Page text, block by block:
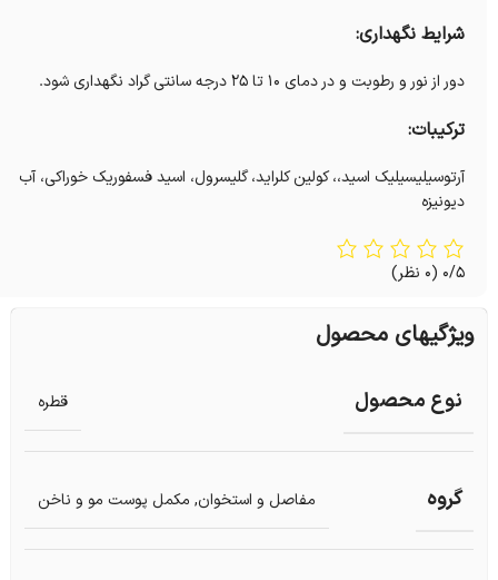
شرایط نگهداری:
دور از نور و رطوبت و در دمای 10 تا 25 درجه سانتی گراد نگهداری شود.
ترکیبات:
آرتوسیلیسیلیک اسید،، کولین کلراید، گلیسرول، اسید فسفوریک خوراکی، آب
دیونیزه
0/5 (0 نظر)
ویژگیهای محصول
نوع محصول قطره
گروه مفاصل و استخوان, مکمل پوست مو و ناخن